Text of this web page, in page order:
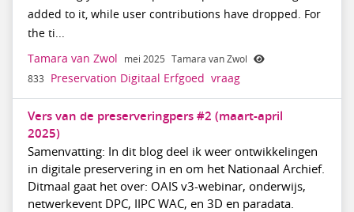
added to it, while user contributions have dropped. For
the ti...
Tamara van Zwol mei 2025 Tamara van Zwol
833 Preservation Digitaal Erfgoed vraag
Vers van de preserveringpers #2 (maart-april
2025)
Samenvatting: In dit blog deel ik weer ontwikkelingen
in digitale preservering in en om het Nationaal Archief.
Ditmaal gaat het over: OAIS v3-webinar, onderwijs,
netwerkevent DPC, IIPC WAC, en 3D en paradata.